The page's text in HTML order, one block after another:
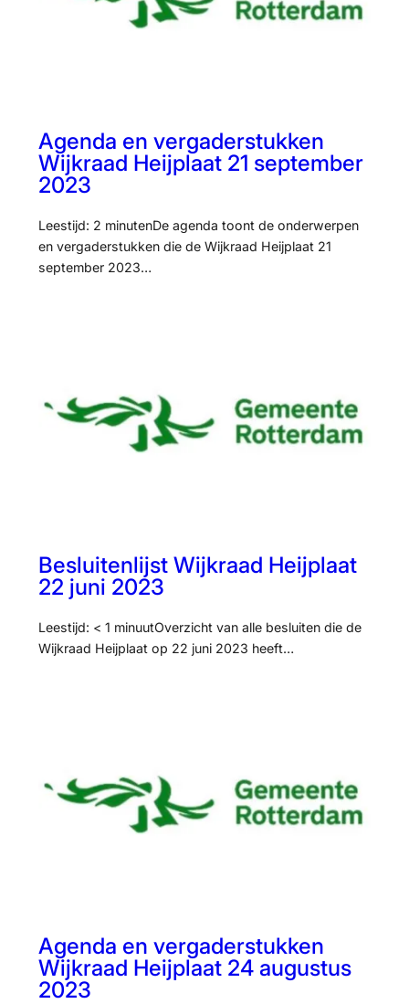
Agenda en vergaderstukken
Wijkraad Heijplaat 21 september
2023
Leestijd: 2 minutenDe agenda toont de onderwerpen
en vergaderstukken die de Wijkraad Heijplaat 21
september 2023…
Besluitenlijst Wijkraad Heijplaat
22 juni 2023
Leestijd: < 1 minuutOverzicht van alle besluiten die de
Wijkraad Heijplaat op 22 juni 2023 heeft…
Agenda en vergaderstukken
Wijkraad Heijplaat 24 augustus
2023